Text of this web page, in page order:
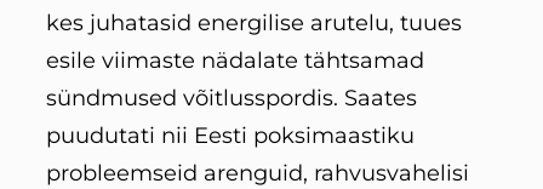
kes juhatasid energilise arutelu, tuues
esile viimaste nädalate tähtsamad
sündmused võitlusspordis. Saates
puudutati nii Eesti poksimaastiku
probleemseid arenguid, rahvusvahelisi